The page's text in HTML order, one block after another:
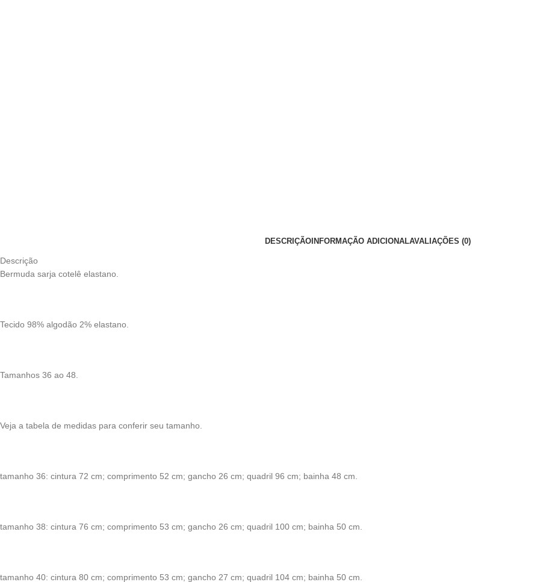
DESCRIÇÃO INFORMAÇÃO ADICIONALAVALIAÇÕES (0)
Descrição
Bermuda sarja cotelê elastano.
Tecido 98% algodão 2% elastano.
Tamanhos 36 ao 48.
Veja a tabela de medidas para conferir seu tamanho.
tamanho 36: cintura 72 cm; comprimento 52 cm; gancho 26 cm; quadril 96 cm; bainha 48 cm.
tamanho 38: cintura 76 cm; comprimento 53 cm; gancho 26 cm; quadril 100 cm; bainha 50 cm.
tamanho 40: cintura 80 cm; comprimento 53 cm; gancho 27 cm; quadril 104 cm; bainha 50 cm.